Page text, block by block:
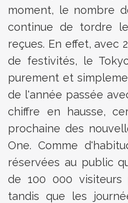
moment, le nombre
continue de tordre
reçues. En effet, avec
de festivités, le
purement et
de l'année passée
chiffre en hausse,
prochaine des
One. Comme
réservées au public
de 100 000 visiteurs
tandis que les